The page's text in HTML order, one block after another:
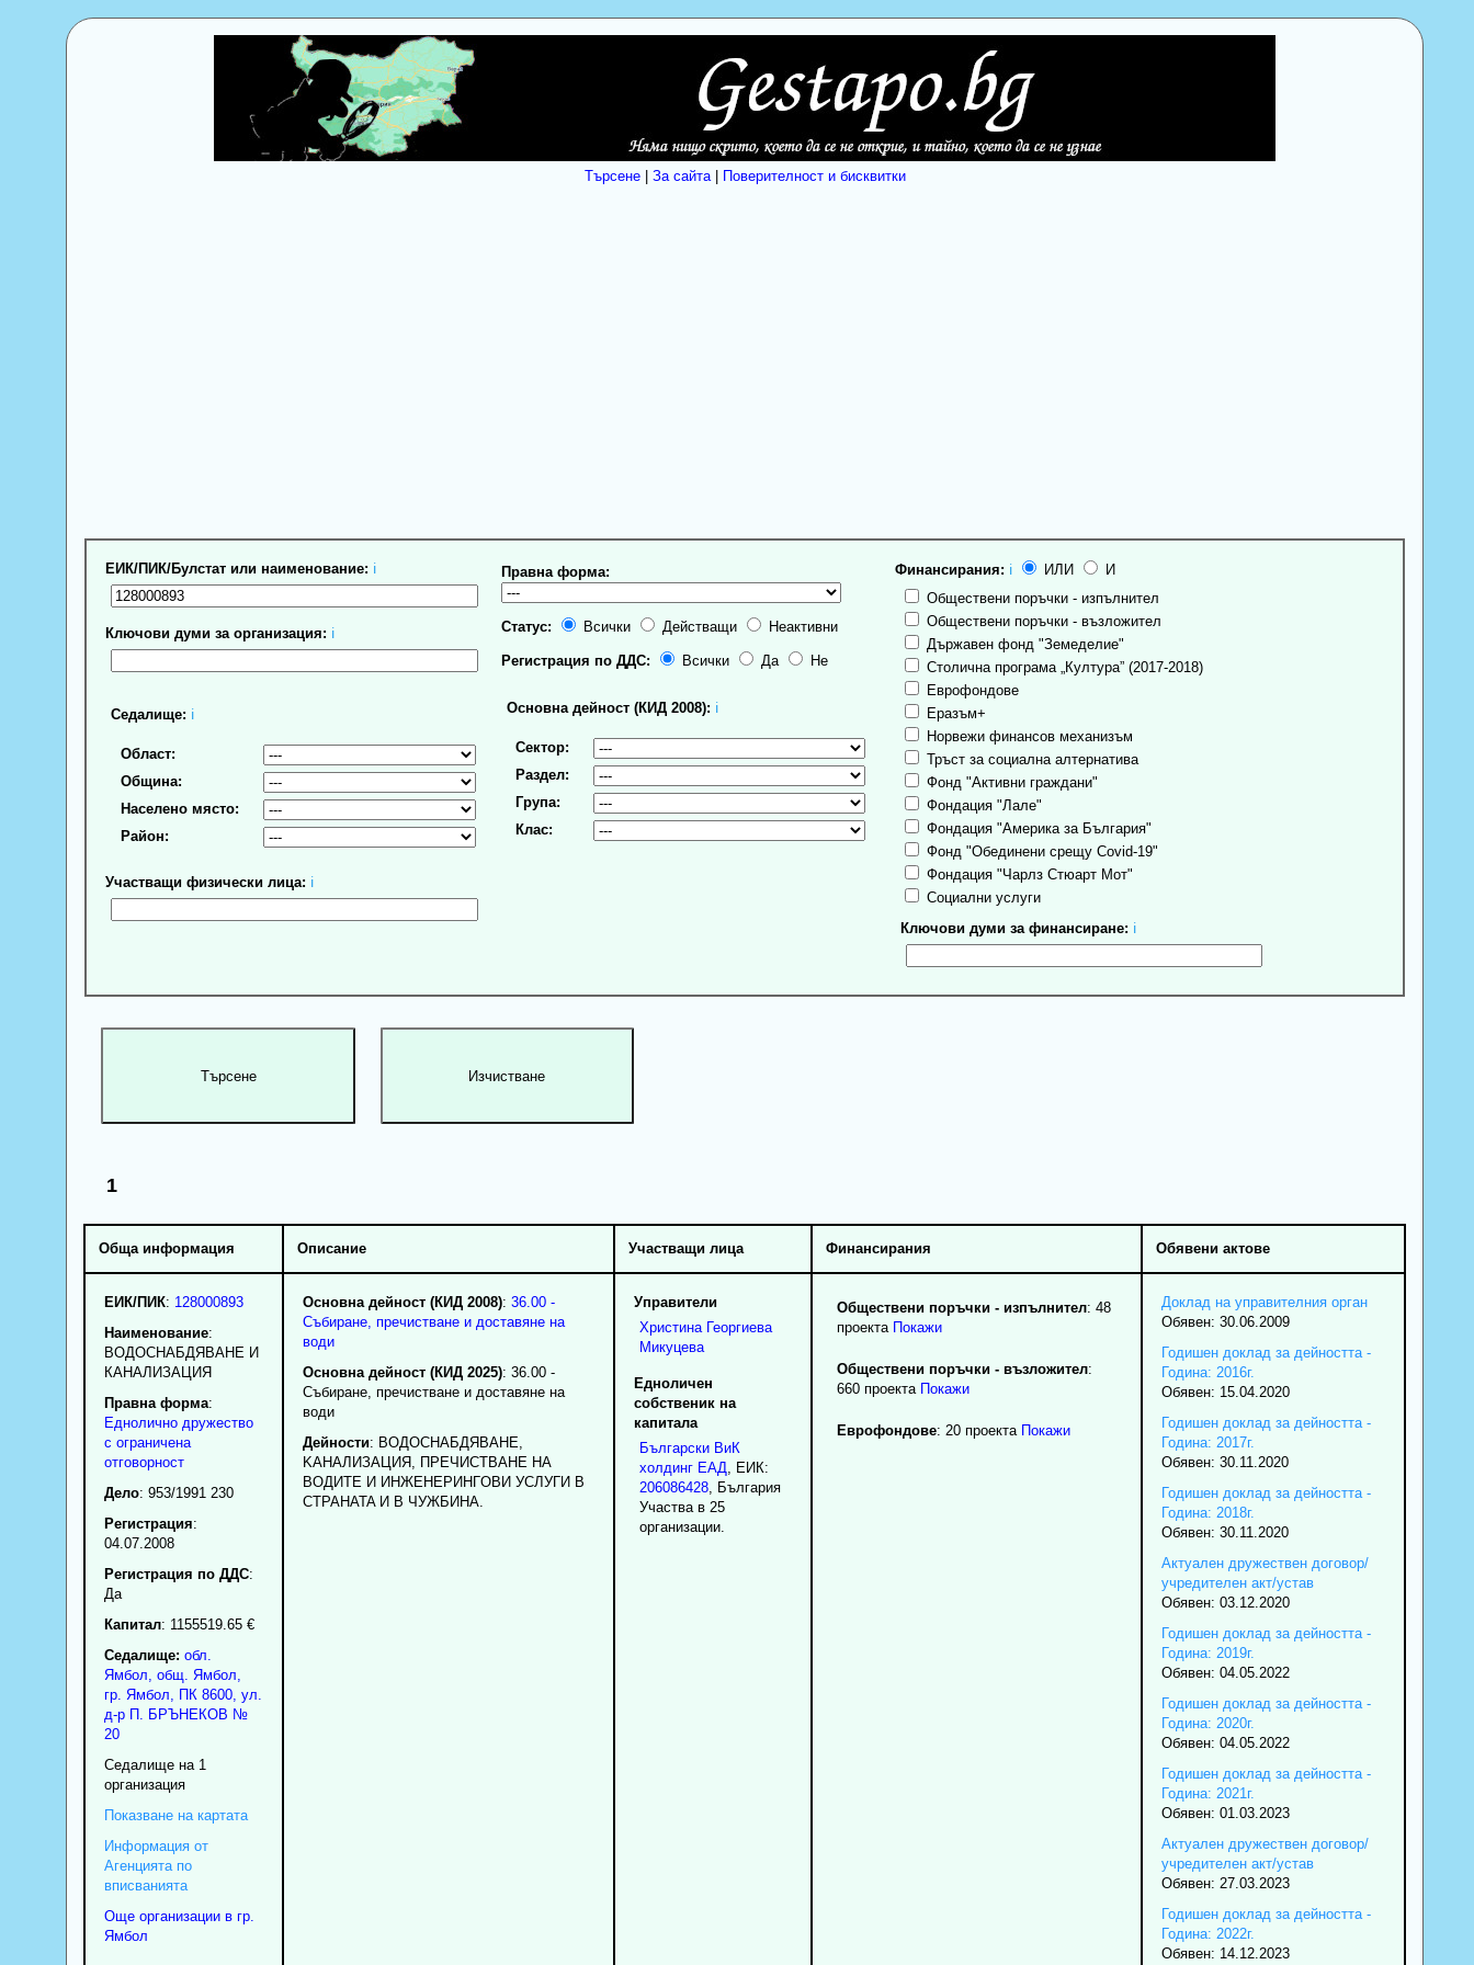
Търсене| За сайта| Поверителност и бисквитки
ЕИК/ПИК/Булстат или наименование: ℹ
Ключови думи за организация: ℹ
Седалище: ℹ
Област:
Община:
Населено място:
Район:
Участващи физически лица: ℹ
Правна форма:
Статус: Всички Действащи Неактивни
Регистрация по ДДС: Всички Да Не
Основна дейност (КИД 2008): ℹ
Сектор:
Раздел:
Група:
Клас:
Финансирания: ℹ ИЛИ
И
Обществени поръчки - изпълнител
Обществени поръчки - възложител
Държавен фонд "Земеделие"
Столична програма „Култура” (2017-2018)
Еврофондове
Еразъм+
Норвежи финансов механизъм
Тръст за социална алтернатива
Фонд "Активни граждани"
Фондация "Лале"
Фондация "Америка за България"
Фонд "Обединени срещу Covid-19"
Фондация "Чарлз Стюарт Мот"
Социални услуги
Ключови думи за финансиране: ℹ
1
Обща информация Описание Участващи лица Финансирания Обявени актове
ЕИК/ПИК: 128000893
Наименование:
ВОДОСНАБДЯВАНЕ И
КАНАЛИЗАЦИЯ
Правна форма:
Еднолично дружество
с ограничена
отговорност
Дело: 953/1991 230
Регистрация:
04.07.2008
Регистрация по ДДС:
Да
Капитал: 1155519.65 €
Седалище: обл.
Ямбол общ. Ямбол
гр. Ямбол , ПК 8600, ул.
д-р П. БРЪНЕКОВ №
20
Седалище на 1
организация
Показване на картата
Информация от
Агенцията по
вписванията
Още организации в гр.
Ямбол
Основна дейност (КИД 2008): 36.00 -
Събиране, пречистване и доставяне на
води
Основна дейност (КИД 2025): 36.00 -
Събиране, пречистване и доставяне на
води
Дейности: BOДOCHAБДЯBAHE,
KAHAЛИЗAЦИЯ, ПPEЧИCTBAHE HA
BOДИTE И ИHЖEHEPИHГOBИ УCЛУГИ B
CTPAHATA И B ЧУЖБИHA.
Управители
Христина Георгиева
Микуцева
Едноличен
собственик на
капитала
Български ВиК
холдинг ЕАД , ЕИК:
206086428, България
Участва в 25
организации.
Обществени поръчки - изпълнител: 48
проекта Покажи
Обществени поръчки - възложител:
660 проекта Покажи
Еврофондове: 20 проекта Покажи
Доклад на управителния орган
Обявен: 30.06.2009
Годишен доклад за дейността -
Година: 2016г.
Обявен: 15.04.2020
Годишен доклад за дейността -
Година: 2017г.
Обявен: 30.11.2020
Годишен доклад за дейността -
Година: 2018г.
Обявен: 30.11.2020
Актуален дружествен договор/
учредителен акт/устав
Обявен: 03.12.2020
Годишен доклад за дейността -
Година: 2019г.
Обявен: 04.05.2022
Годишен доклад за дейността -
Година: 2020г.
Обявен: 04.05.2022
Годишен доклад за дейността -
Година: 2021г.
Обявен: 01.03.2023
Актуален дружествен договор/
учредителен акт/устав
Обявен: 27.03.2023
Годишен доклад за дейността -
Година: 2022г.
Обявен: 14.12.2023